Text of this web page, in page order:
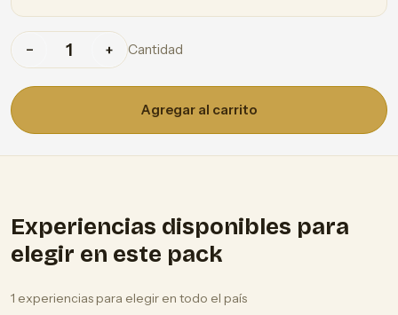
− + Cantidad
Agregar al carrito
Experiencias disponibles para
elegir en este pack
1 experiencias para elegir en todo el país